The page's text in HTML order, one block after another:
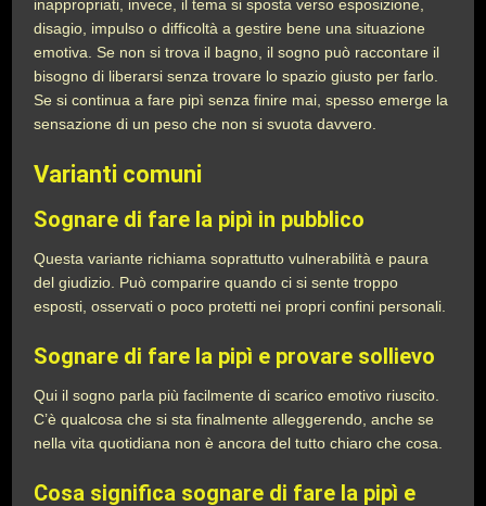
inappropriati, invece, il tema si sposta verso esposizione,
disagio, impulso o difficoltà a gestire bene una situazione
emotiva. Se non si trova il bagno, il sogno può raccontare il
bisogno di liberarsi senza trovare lo spazio giusto per farlo.
Se si continua a fare pipì senza finire mai, spesso emerge la
sensazione di un peso che non si svuota davvero.
Varianti comuni
Sognare di fare la pipì in pubblico
Questa variante richiama soprattutto vulnerabilità e paura
del giudizio. Può comparire quando ci si sente troppo
esposti, osservati o poco protetti nei propri confini personali.
Sognare di fare la pipì e provare sollievo
Qui il sogno parla più facilmente di scarico emotivo riuscito.
C’è qualcosa che si sta finalmente alleggerendo, anche se
nella vita quotidiana non è ancora del tutto chiaro che cosa.
Cosa significa sognare di fare la pipì e